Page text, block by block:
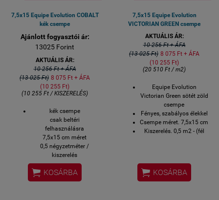
7,5x15 Equipe Evolution COBALT
kék csempe
Ajánlott fogyasztói ár:
13025 Forint
AKTUÁLIS ÁR:
10 256 Ft + ÁFA
(13 025 Ft) 8 075 Ft + ÁFA
(10 255 Ft)
(10 255 Ft / KISZERELÉS)
kék csempe
csak beltéri
felhasználásra
7,5x15 cm méret
0,5 négyzetméter /
kiszerelés
6,74 kg / kiszerelés
44 darab / kiszerelés
közvetlen gyári import
 KOSÁRBA
7,5x15 Equipe Evolution
VICTORIAN GREEN csempe
AKTUÁLIS ÁR:
10 256 Ft + ÁFA
(13 025 Ft) 8 075 Ft + ÁFA
(10 255 Ft)
(20 510 Ft / m2)
Equipe Evolution
Victorian Green sötét zöld
csempe
Fényes, szabályos élekkel
Csempe méret. 7,5x15 cm
Kiszerelés. 0,5 m2 - (fél
gyárából közvetlenül
telephelyünkre.
 KOSÁRBA